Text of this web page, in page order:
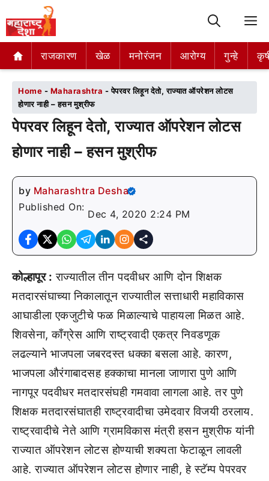
राजकारण खेळ मनोरंजन आरोग्य गुन्हे
राजकारण खेळ मनोरंजन आरोग्य गुन्हे
Home - Maharashtra -पेपरवर लिहून देतो, राज्यात ऑपरेशन लोटस
होणार नाही – हसन मुश्रीफ
पेपरवर लिहून देतो, राज्यात ऑपरेशन लोटस
होणार नाही – हसन मुश्रीफ
by Maharashtra Desha
Published On:
Dec 4, 2020 2:24 PM
कोल्हापूर : राज्यातील तीन पदवीधर आणि दोन शिक्षक
मतदारसंघाच्या निकालातून राज्यातील सत्ताधारी महाविकास
आघाडीला एकजुटीचे फळ मिळाल्याचे पाहायला मिळत आहे.
शिवसेना, काँग्रेस आणि राष्ट्रवादी एकत्र निवडणूक
लढल्याने भाजपला जबरदस्त धक्का बसला आहे. कारण,
भाजपला औरंगाबादसह हक्काचा मानला जाणारा पुणे आणि
नागपूर पदवीधर मतदारसंघही गमवावा लागला आहे. तर पुणे
शिक्षक मतदारसंघातही राष्ट्रवादीचा उमेदवार विजयी ठरलाय.
राष्ट्रवादीचे नेते आणि ग्रामविकास मंत्री हसन मुश्रीफ यांनी
राज्यात ऑपरेशन लोटस होण्याची शक्यता फेटाळून लावली
आहे. राज्यात ऑपरेशन लोटस होणार नाही, हे स्टॅम्प पेपरवर